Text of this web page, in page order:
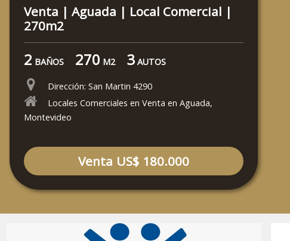
Venta | Aguada | Local Comercial |
270m2
2 BAÑOS 270 M2 3AUTOS
Dirección: San Martin 4290
Locales Comerciales en Venta en Aguada,
Montevideo
Venta US$ 180.000